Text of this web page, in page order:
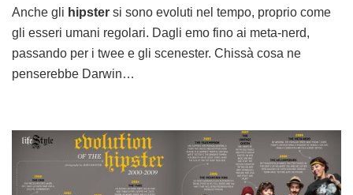
Anche gli hipster si sono evoluti nel tempo, proprio come
gli esseri umani regolari. Dagli emo fino ai meta-nerd,
passando per i twee e gli scenester. Chissà cosa ne
penserebbe Darwin…